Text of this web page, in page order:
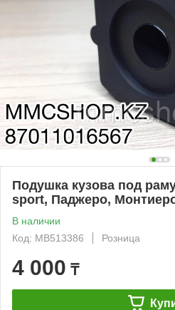
Подушка кузова под
sport, Паджеро,
В наличии
Код: MB513386
Розница
4 000 ₸